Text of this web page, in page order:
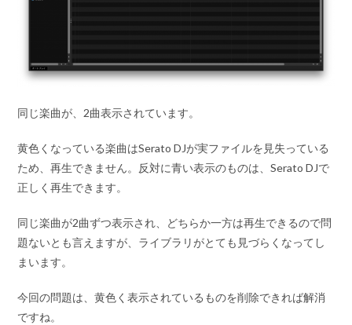
同じ楽曲が、2曲表示されています。
黄色くなっている楽曲はSerato DJが実ファイルを見失っている
ため、再生できません。反対に青い表示のものは、Serato DJで
正しく再生できます。
同じ楽曲が2曲ずつ表示され、どちらか一方は再生できるので問
題ないとも言えますが、ライブラリがとても見づらくなってし
まいます。
今回の問題は、黄色く表示されているものを削除できれば解消
ですね。